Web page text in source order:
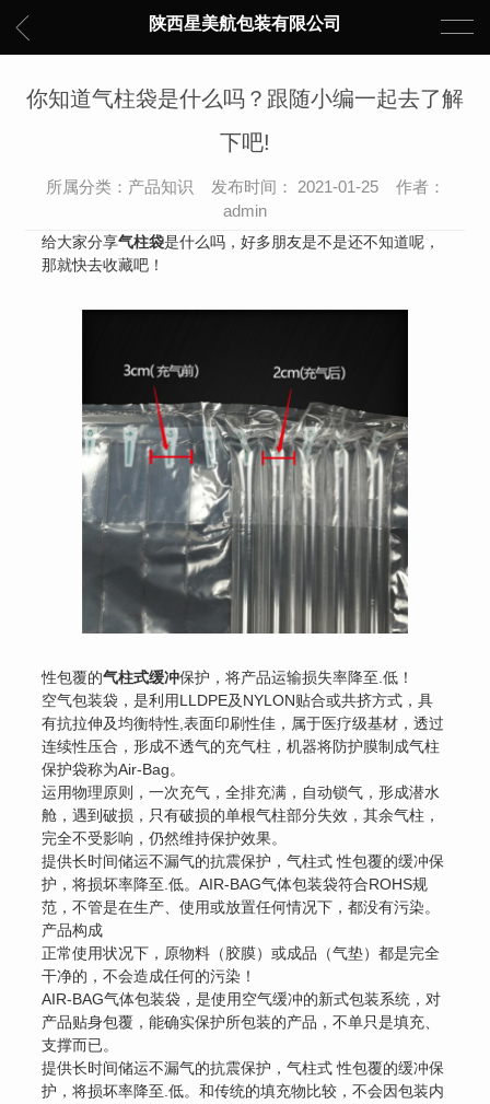
陕西星美航包装有限公司
你知道气柱袋是什么吗？跟随小编一起去了解
下吧!
所属分类：产品知识 发布时间： 2021-01-25 作者：
admin
给大家分享气柱袋是什么吗，好多朋友是不是还不知道呢，
那就快去收藏吧！
性包覆的气柱式缓冲保护，将产品运输损失率降至.低！
空气包装袋，是利用LLDPE及NYLON贴合或共挤方式，具
有抗拉伸及均衡特性,表面印刷性佳，属于医疗级基材，透过
连续性压合，形成不透气的充气柱，机器将防护膜制成气柱
保护袋称为Air-Bag。
运用物理原则，一次充气，全排充满，自动锁气，形成潜水
舱，遇到破损，只有破损的单根气柱部分失效，其余气柱，
完全不受影响，仍然维持保护效果。
提供长时间储运不漏气的抗震保护，气柱式 性包覆的缓冲保
护，将损坏率降至.低。AIR-BAG气体包装袋符合ROHS规
范，不管是在生产、使用或放置任何情况下，都没有污染。
产品构成
正常使用状况下，原物料（胶膜）或成品（气垫）都是完全
干净的，不会造成任何的污染！
AIR-BAG气体包装袋，是使用空气缓冲的新式包装系统，对
产品贴身包覆，能确实保护所包装的产品，不单只是填充、
支撑而已。
提供长时间储运不漏气的抗震保护，气柱式 性包覆的缓冲保
护，将损坏率降至.低。和传统的填充物比较，不会因包装内